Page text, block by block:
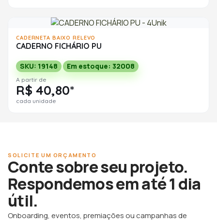
CADERNETA BAIXO RELEVO
CADERNO FICHÁRIO PU
SKU: 19148 Em estoque: 32008
A partir de
R$ 40,80*
cada unidade
SOLICITE UM ORÇAMENTO
Conte sobre seu projeto.
Respondemos em até 1 dia
útil.
Onboarding, eventos, premiações ou campanhas de